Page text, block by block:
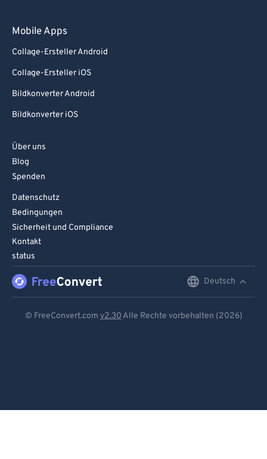
Mobile Apps
Collage-Ersteller Android
Collage-Ersteller iOS
Bildkonverter Android
Bildkonverter iOS
Über uns
Blog
Spenden
Datenschutz
Bedingungen
Sicherheit und Compliance
Kontakt
status
Deutsch
© FreeConvert.com v2.30 Alle Rechte vorbehalten (2026)